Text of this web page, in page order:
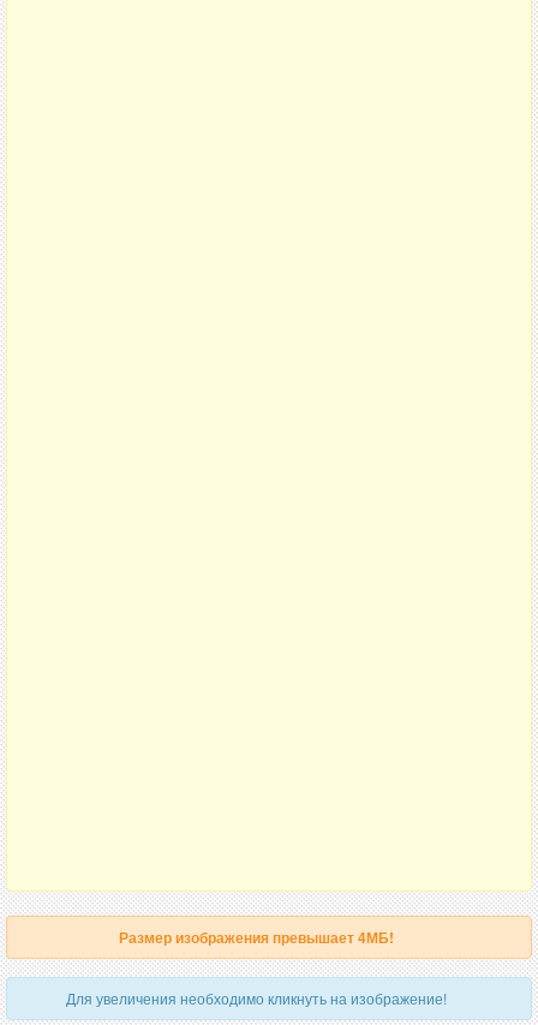
Размер изображения превышает 4МБ!
Для увеличения необходимо кликнуть на изображение!